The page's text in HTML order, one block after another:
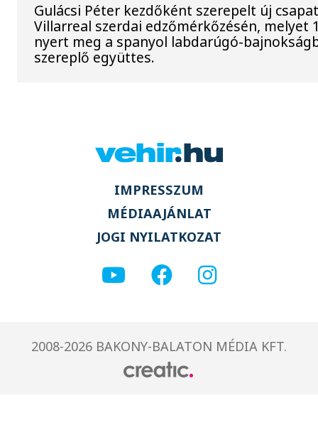
Gulácsi Péter kezdőként szerepelt új
Villarreal szerdai edzőmérkőzésén, melyet
nyert meg a spanyol labdarúgó-
szereplő együttes.
IMPRESSZUM
MÉDIAAJÁNLAT
JOGI NYILATKOZAT
2008-2026 BAKONY-BALATON MÉDIA KFT.